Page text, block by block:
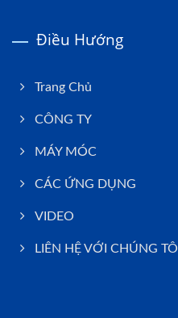
Điều Hướng
Trang Chủ
CÔNG TY
MÁY MÓC
CÁC ỨNG DỤNG
VIDEO
LIÊN HỆ VỚI CHÚNG TÔI